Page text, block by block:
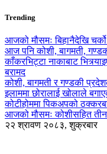
Trending
आजको मौसमः बिहानैदेखि चर्को
आज पनि कोशी, बागमती,
काँकरभिट्टा नाकाबाट
बरामद
कोशी, बागमती र गण्डकी
इलाममा छोरालाई खोलाले
कोटीहोममा पिकअपको
आजको मौसमः कोशीसहित तीन
२२ श्रावण २०८३, शुक्रबार